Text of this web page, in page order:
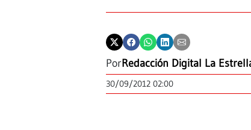
PorRedacción Digital La
30/09/2012 02:00